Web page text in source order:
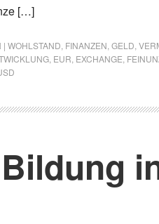
[…]
| WOHLSTAND FINANZEN GELD
EUR EXCHANGE